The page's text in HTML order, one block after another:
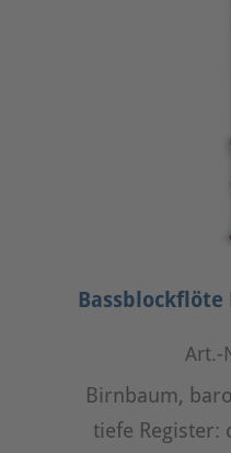
Art.-
Birnbaum,
tiefe Register: